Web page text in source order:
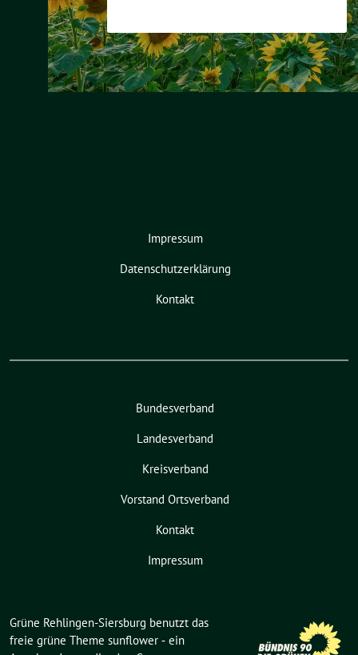
Impressum
Datenschutzerklärung
Kontakt
Bundesverband
Landesverband
Kreisverband
Vorstand Ortsverband
Kontakt
Impressum
Grüne Rehlingen-Siersburg benutzt das
freie grüne Theme sunflower ‐ ein